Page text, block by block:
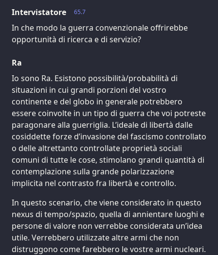
65.7
Intervistatore
In che modo la guerra convenzionale offrirebbe
opportunità di ricerca e di servizio?
Ra
Io sono Ra. Esistono possibilità/probabilità di
situazioni in cui grandi porzioni del vostro
continente e del globo in generale potrebbero
essere coinvolte in un tipo di guerra che voi potreste
paragonare alla guerriglia. L’ideale di libertà dalle
cosiddette forze d’invasione del fascismo controllato
o delle altrettanto controllate proprietà sociali
comuni di tutte le cose, stimolano grandi quantità di
contemplazione sulla grande polarizzazione
implicita nel contrasto fra libertà e controllo.
In questo scenario, che viene considerato in questo
nexus di tempo/spazio, quella di annientare luoghi e
persone di valore non verrebbe considerata un’idea
utile. Verrebbero utilizzate altre armi che non
distruggono come farebbero le vostre armi nucleari.